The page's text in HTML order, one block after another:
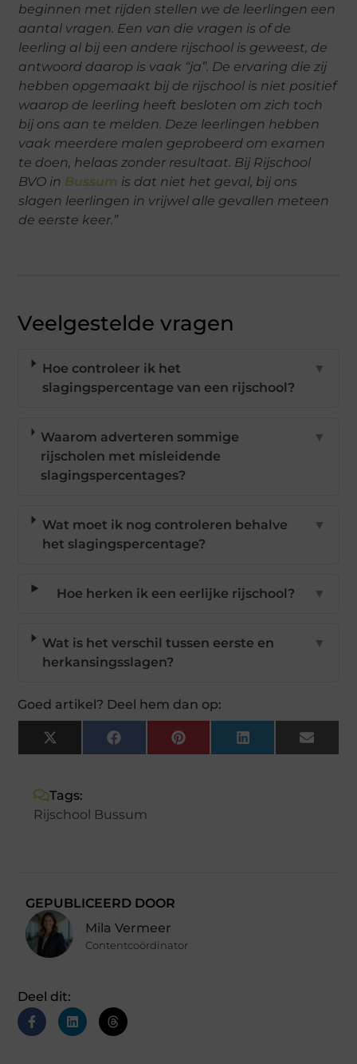
beginnen met rijden stellen we de leerlingen een
aantal vragen. Een van die vragen is of de
leerling al bij een andere rijschool is geweest, de
antwoord daarop is vaak “ja”. De ervaring die zij
hebben opgemaakt bij de rijschool is niet positief
waarop de leerling heeft besloten om zich toch
bij ons aan te melden. Deze leerlingen hebben
vaak meerdere malen geprobeerd om examen
te doen, helaas zonder resultaat. Bij Rijschool
BVO in Bussum is dat niet het geval, bij ons
slagen leerlingen in vrijwel alle gevallen meteen
de eerste keer.”
Veelgestelde vragen
Hoe controleer ik het
slagingspercentage van een rijschool?
▼
Waarom adverteren sommige
rijscholen met misleidende
slagingspercentages?
▼
Wat moet ik nog controleren behalve
het slagingspercentage?
▼
Hoe herken ik een eerlijke rijschool? ▼
Wat is het verschil tussen eerste en
herkansingsslagen?
▼
Goed artikel? Deel hem dan op:
X
(Twitter)
FacebookPinterestLinkedIn Email
Tags:
Rijschool Bussum
GEPUBLICEERD DOOR
Mila Vermeer
Contentcoördinator
Deel dit: